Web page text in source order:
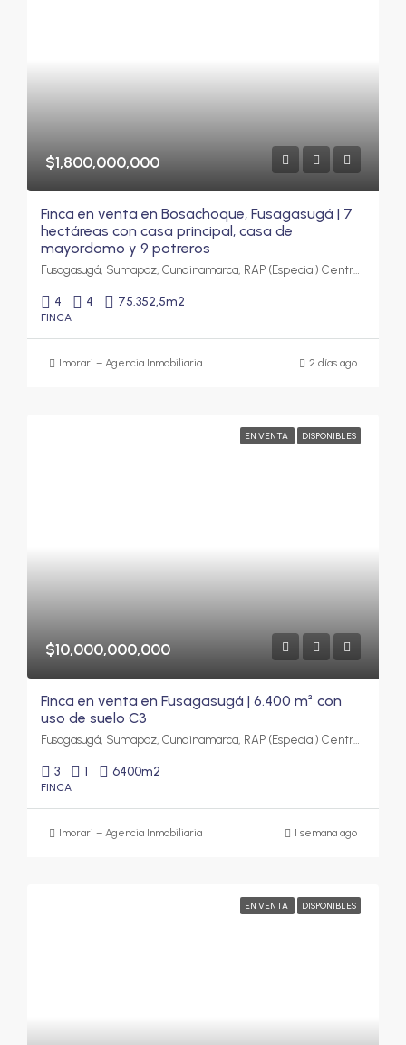
$1,800,000,000
Finca en venta en Bosachoque, Fusagasugá | 7
hectáreas con casa principal, casa de
mayordomo y 9 potreros
Fusagasugá, Sumapaz, Cundinamarca, RAP (Especial) Central, Colombia
4 4 75.352,5m2
FINCA
Imorari – Agencia Inmobiliaria 2 días ago
EN VENTA DISPONIBLES
$10,000,000,000
Finca en venta en Fusagasugá | 6.400 m² con
uso de suelo C3
Fusagasugá, Sumapaz, Cundinamarca, RAP (Especial) Central, Colombia
3 1 6400m2
FINCA
Imorari – Agencia Inmobiliaria 1 semana ago
EN VENTA DISPONIBLES